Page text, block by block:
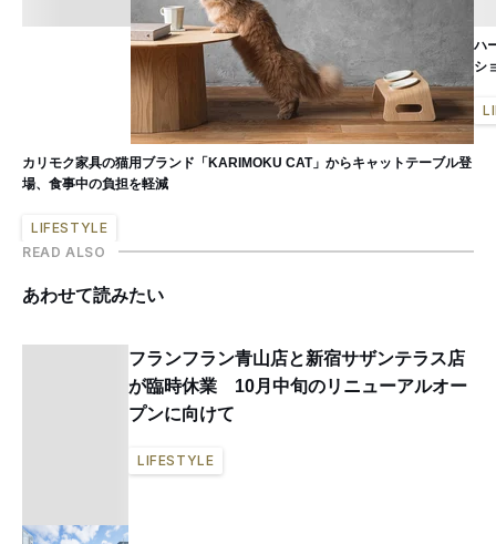
カリモク家具の猫用ブランド「KARIMOKU CAT」からキャットテーブル登
場、食事中の負担を軽減
LIFESTYLE
ハ
シ
READ ALSO
あわせて読みたい
フランフラン青山店と新宿サザンテラス店
が臨時休業 10月中旬のリニューアルオー
プンに向けて
LIFESTYLE